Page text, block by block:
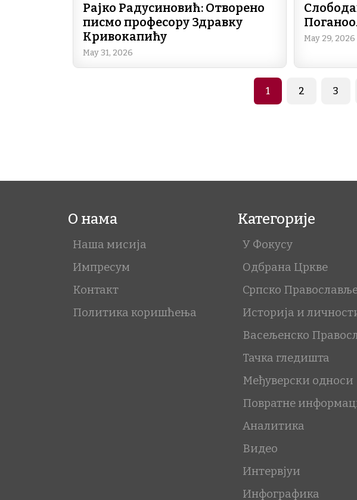
Рајко Радусиновић: Отворено
писмо професору Здравку
Кривокапићу
May 31, 2026
May 29, 2026
Page
1 Page
2 Page
3
О нама
Наша мисија
Импресум
Контакт
Политика коришћења
Категорије
У Фокусу
Одбрана Цркве
Српско
Историја и
Васељенско
Тачка гледишта
Међуверски односи
Повратне
Аналитика
Видео
Интервјуи
Инфографика